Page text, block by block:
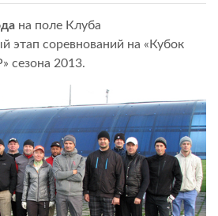
на поле Клуба
этап соревнований на «Кубок
сезона 2013.